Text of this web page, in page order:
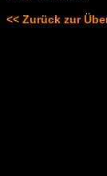
<< Zurück zur